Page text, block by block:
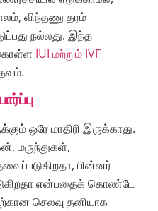
விந்தணு தரம்
நல்லது. இந்த
IUI மற்றும் IVF
ஒரே மாதிரி இருக்காது.
மருந்துகள்,
பின்னர்
என்பதைக் கொண்டே
செலவு தனியாக